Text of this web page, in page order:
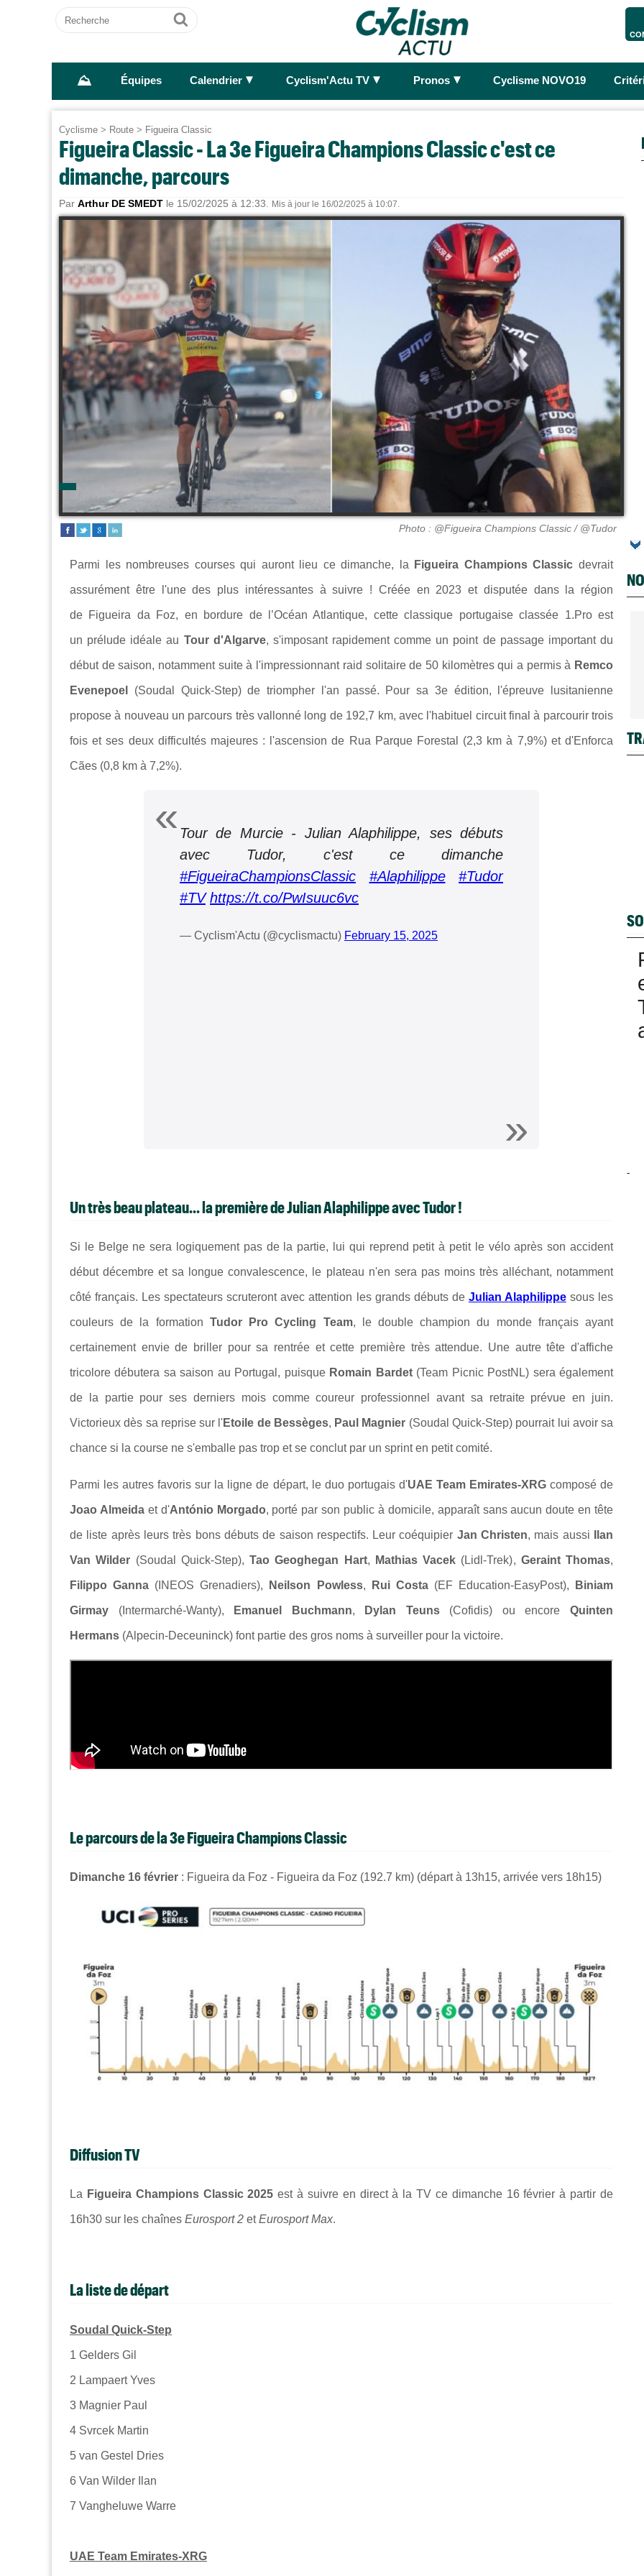
Recherche
Ok
⛰ Équipes Calendrier ► Cyclism'Actu TV ► Pronos ► Cyclisme NOVO19
Cyclisme > Route > Figueira Classic
Figueira Classic - La 3e Figueira Champions Classic c'est ce
dimanche, parcours
Par Arthur DE SMEDT le 15/02/2025 à 12:33. Mis à jour le 16/02/2025 à 10:07.
Photo : @Figueira Champions Classic / @Tudor
Parmi les nombreuses courses qui auront lieu ce dimanche, la Figueira Champions Classic devrait
assurément être l'une des plus intéressantes à suivre ! Créée en 2023 et disputée dans la région
de Figueira da Foz, en bordure de l’Océan Atlantique, cette classique portugaise classée 1.Pro est
un prélude idéale au Tour d'Algarve, s'imposant rapidement comme un point de passage important du
début de saison, notamment suite à l'impressionnant raid solitaire de 50 kilomètres qui a permis à Remco
Evenepoel (Soudal Quick-Step) de triompher l'an passé. Pour sa 3e édition, l'épreuve lusitanienne
propose à nouveau un parcours très vallonné long de 192,7 km, avec l'habituel circuit final à parcourir trois
fois et ses deux difficultés majeures : l'ascension de Rua Parque Forestal (2,3 km à 7,9%) et d'Enforca
Cães (0,8 km à 7,2%).
Tour de Murcie - Julian Alaphilippe, ses débuts
avec Tudor, c'est ce dimanche
#FigueiraChampionsClassic
#Alaphilippe
#Tudor
#TV https://t.co/PwIsuuc6vc
— Cyclism'Actu (@cyclismactu) February 15, 2025
Un très beau plateau... la première de Julian Alaphilippe avec Tudor !
Si le Belge ne sera logiquement pas de la partie, lui qui reprend petit à petit le vélo après son accident
début décembre et sa longue convalescence, le plateau n'en sera pas moins très alléchant, notamment
côté français. Les spectateurs scruteront avec attention les grands débuts de Julian Alaphilippesous les
couleurs de la formation Tudor Pro Cycling Team, le double champion du monde français ayant
certainement envie de briller pour sa rentrée et cette première très attendue. Une autre tête d'affiche
tricolore débutera sa saison au Portugal, puisque Romain Bardet(Team Picnic PostNL) sera également
de la partie pour ses derniers mois comme coureur professionnel avant sa retraite prévue en juin.
Victorieux dès sa reprise sur l'Etoile de Bessèges, Paul Magnier (Soudal Quick-Step) pourrait lui avoir sa
chance si la course ne s'emballe pas trop et se conclut par un sprint en petit comité.
Parmi les autres favoris sur la ligne de départ, le duo portugais d'UAE Team Emirates-XRGcomposé de
Joao Almeidaet d'António Morgado, porté par son public à domicile, apparaît sans aucun doute en tête
de liste après leurs très bons débuts de saison respectifs. Leur coéquipier Jan Christen, mais aussi Ilan
Van Wilder (Soudal Quick-Step),Tao Geoghegan Hart, Mathias Vacek (Lidl-Trek), Geraint Thomas,
Filippo Ganna (INEOS Grenadiers), Neilson Powless, Rui Costa(EF Education-EasyPost), Biniam
Girmay (Intermarché-Wanty), Emanuel Buchmann, Dylan Teuns(Cofidis) ou encoreQuinten
Hermans (Alpecin-Deceuninck) font partie des gros noms à surveiller pour la victoire.
Le parcours de la 3e Figueira Champions Classic
Dimanche 16 février : Figueira da Foz - Figueira da Foz (192.7 km) (départ à 13h15, arrivée vers 18h15)
Diffusion TV
La Figueira Champions Classic 2025 est à suivre en direct à la TV ce dimanche 16 février à partir de
16h30 sur les chaînes Eurosport 2 etEurosport Max.
La liste de départ
Soudal Quick-Step
1 Gelders Gil
2 Lampaert Yves
3 Magnier Paul
4 Svrcek Martin
5 van Gestel Dries
6 Van Wilder Ilan
7 Vangheluwe Warre
UAE Team Emirates-XRG
-